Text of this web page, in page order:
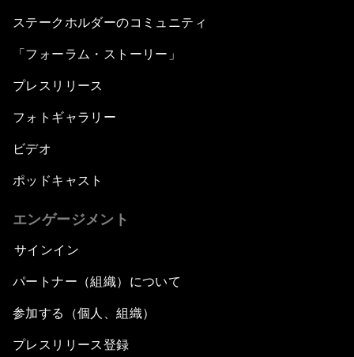
ステークホルダーのコミュニティ
「フォーラム・ストーリー」
プレスリリース
フォトギャラリー
ビデオ
ポッドキャスト
エンゲージメント
サインイン
パートナー（組織）について
参加する（個人、組織）
プレスリリース登録